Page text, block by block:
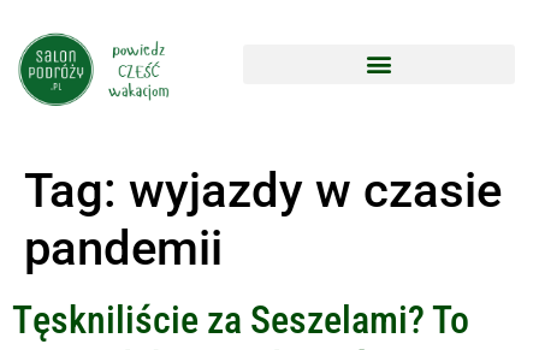
Tag: wyjazdy w czasie
pandemii
Tęskniliście za Seszelami? To